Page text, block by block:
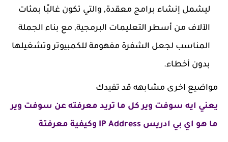
ليشمل إنشاء برامج معقدة, والتي تكون غالبًا بمئات
الآلاف من أسطر التعليمات البرمجية, مع بناء الجملة
المناسب لجعل الشفرة مفهومة للكمبيوتر وتشغيلها
بدون أخطاء.
مواضيع اخرى مشابهه قد تفيدك
يعني ايه سوفت وير كل ما تريد معرفته عن سوفت وير
ما هو اي بي ادريس IP Address وكيفية معرفتة